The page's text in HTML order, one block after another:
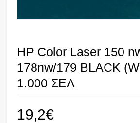
HP Color Laser 150
178nw/179 BLACK
1.000 ΣΕΛ
19,2€